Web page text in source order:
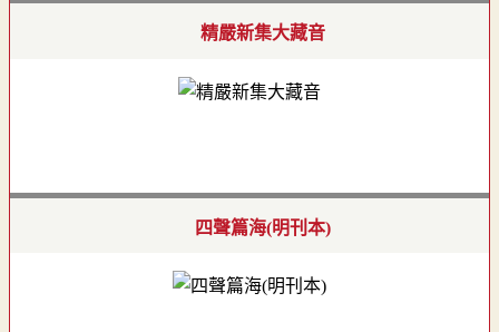
精嚴新集大藏音
四聲篇海(明刊本)